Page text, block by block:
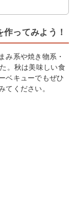
ってみよう！
み系や焼き物系・
。秋は美味しい食
ベキューでもぜひ
てください。